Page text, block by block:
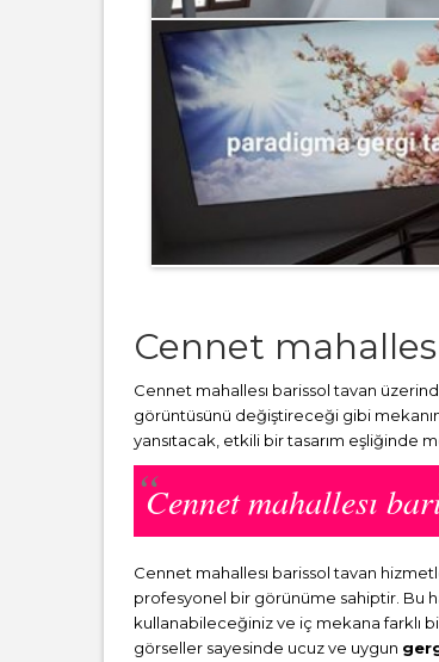
Cennet
Cennet mahallesı barissol tavan
görüntüsünü değiştireceği gibi
yansıtacak, etkili bir tasarım eşliğinde
Cennet mahallesı
Cennet mahallesı barissol tavan
profesyonel bir görünüme sahiptir. Bu
kullanabileceğiniz ve iç mekana farklı
görseller sayesinde ucuz ve uygun